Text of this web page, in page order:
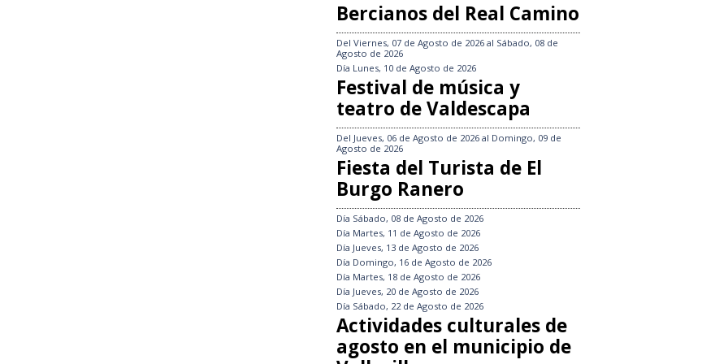
Bercianos del Real Camino
Del Viernes, 07 de Agosto de 2026 al Sábado, 08 de
Agosto de 2026
Día Lunes, 10 de Agosto de 2026
Festival de música y
teatro de Valdescapa
Del Jueves, 06 de Agosto de 2026 al Domingo, 09 de
Agosto de 2026
Fiesta del Turista de El
Burgo Ranero
Día Sábado, 08 de Agosto de 2026
Día Martes, 11 de Agosto de 2026
Día Jueves, 13 de Agosto de 2026
Día Domingo, 16 de Agosto de 2026
Día Martes, 18 de Agosto de 2026
Día Jueves, 20 de Agosto de 2026
Día Sábado, 22 de Agosto de 2026
Actividades culturales de
agosto en el municipio de